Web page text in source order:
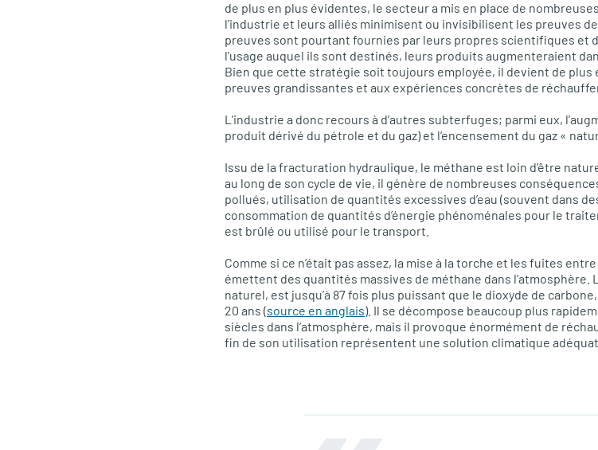
de plus en plus évidentes, le secteur a mis en place de
l’industrie et leurs alliés minimisent ou invisibilisent les preuves
preuves sont pourtant fournies par leurs propres scientifiques et
l’usage auquel ils sont destinés, leurs produits augmenteraient
Bien que cette stratégie soit toujours employée, il devient de
preuves grandissantes et aux expériences concrètes de
L’industrie a donc recours à d’autres subterfuges; parmi eux,
produit dérivé du pétrole et du gaz) et l’encensement du gaz «
Issu de la fracturation hydraulique, le méthane est loin d’être
au long de son cycle de vie, il génère de nombreuses
pollués, utilisation de quantités excessives d’eau (souvent dans
consommation de quantités d’énergie phénoménales pour le
est brûlé ou utilisé pour le transport.
Comme si ce n’était pas assez, la mise à la torche et les fuites
émettent des quantités massives de méthane dans
naturel, est jusqu’à 87 fois plus puissant que le dioxyde de
20 ans (source en anglais). Il se décompose beaucoup plus
siècles dans l’atmosphère, mais il provoque énormément de
fin de son utilisation représentent une solution climatique